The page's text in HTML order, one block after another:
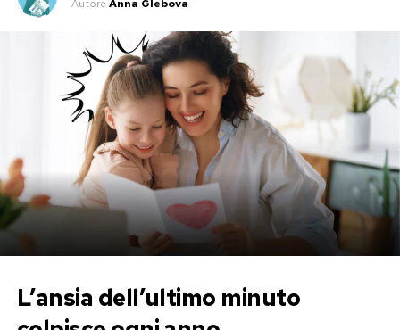
Autore Anna Glebova
L’ansia dell’ultimo minuto